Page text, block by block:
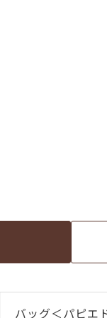
バッグ＜パピエ